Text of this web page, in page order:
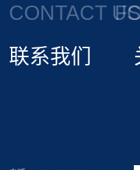
CONTACT
联系我们